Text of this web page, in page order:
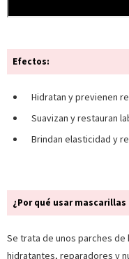
Efectos:
Hidratan y previenen
Suavizan y restauran
Brindan elasticidad y
¿Por qué usar mascarillas
Se trata de unos parches
hidratantes, reparadores y